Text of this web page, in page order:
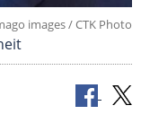
images / CTK Photo